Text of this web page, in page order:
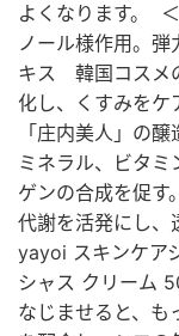
よくなります。
ノール様作用。
キス 韓国コスメ
化し、くすみを
「庄内美人」の
ミネラル、ビタ
ゲンの合成を促
代謝を活発にし
yayoi スキンケア
シャス クリーム
なじませると、も